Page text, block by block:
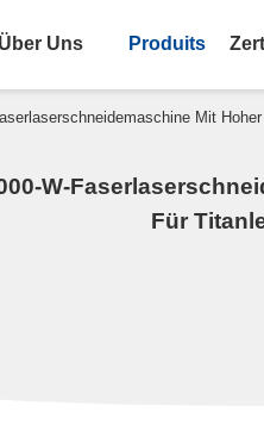
Über Uns Produits
Mit
W-
Für